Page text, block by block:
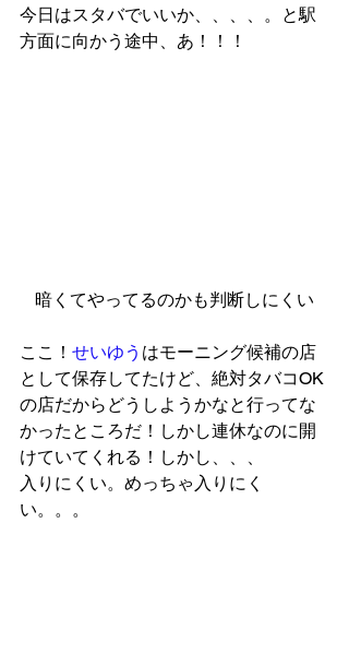
今日はスタバでいいか、、、、。と駅
方面に向かう途中、あ！！！
暗くてやってるのかも判断しにくい
ここ！ せいゆう はモーニング候補の店
として保存してたけど、絶対タバコOK
の店だからどうしようかなと行ってな
かったところだ！しかし連休なのに開
けていてくれる！しかし、、、
入りにくい。めっちゃ入りにく
い。。。